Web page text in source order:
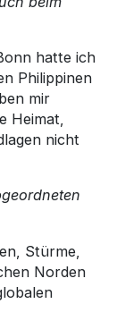
hatte ich
Philippinen
mir
Heimat,
nicht
Stürme,
Norden